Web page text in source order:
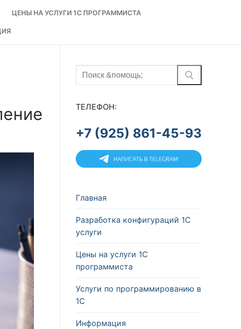
ЦЕНЫ НА УСЛУГИ 1С ПРОГРАММИСТА
Найти:
ТЕЛЕФОН:
+7 (925) 861-45-93
Главная
Разработка конфигураций 1С
услуги
Цены на услуги 1С
программиста
Услуги по программированию в
1С
Информация